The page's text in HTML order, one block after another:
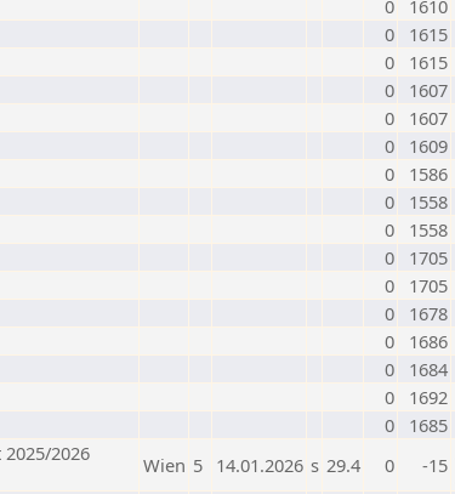
0
1610
0
1615
0
1615
0
1607
0
1607
0
1609
0
1586
0
1558
0
1558
0
1705
0
1705
0
1678
0
1686
0
1684
0
1692
0
1685
2026
Wien 5 14.01.2026 s 29.4 0 -15